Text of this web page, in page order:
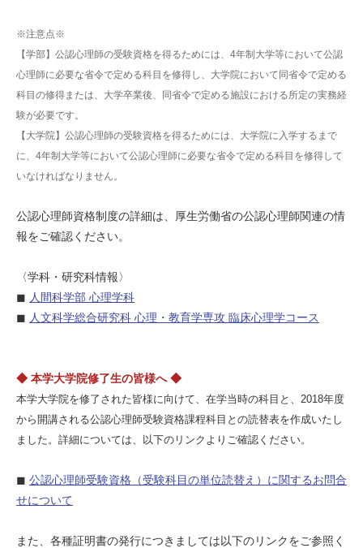
※注意点※
【学部】公認心理師の受験資格を得るためには、4年制大学等において公認
心理師に必要な省令で定める科目を修得し、大学院において同省令で定める
科目の修得または、大学卒業後、同省令で定める施設における所定の実務経
験が必要です。
【大学院】公認心理師の受験資格を得るためには、大学院に入学するまで
に、4年制大学等において公認心理師に必要な省令で定める科目を修得して
いなければなりません。
公認心理師資格制度の詳細は、厚生労働省の公認心理師関連の情
報をご確認ください。
〈学科・研究科情報〉
◼ 人間科学部 心理学科
◼ 人文科学総合研究科 心理・教育学専攻 臨床心理学コース
◆ 本学大学院修了生の皆様へ ◆
本学大学院を修了された皆様に向けて、在学当時の科目と、2018年度
から開講される公認心理師受験資格課程科目との読替表を作成いたし
ました。詳細については、以下のリンクよりご確認ください。
◼ 公認心理師受験資格（受験科目の単位読替え）に関するお問合
せについて
また、各種証明書の発行につきましては以下のリンクをご参照く